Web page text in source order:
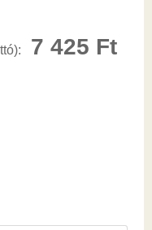
7 425 Ft